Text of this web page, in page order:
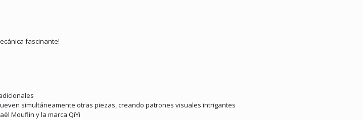
fascinante!
simultáneamente otras piezas, creando patrones visuales intrigantes
Mouflin y la marca QiYi